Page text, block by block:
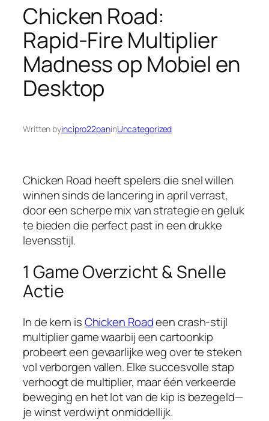
Chicken Road:
Rapid‑Fire Multiplier
Madness op Mobiel en
Desktop
Written byincipro22paninUncategorized
Chicken Road heeft spelers die snel willen
winnen sinds de lancering in april verrast,
door een scherpe mix van strategie en geluk
te bieden die perfect past in een drukke
levensstijl.
1 Game Overzicht & Snelle
Actie
In de kern isChicken Roadeen crash‑stijl
multiplier game waarbij een cartoonkip
probeert een gevaarlijke weg over te steken
vol verborgen vallen. Elke succesvolle stap
verhoogt de multiplier, maar één verkeerde
beweging en het lot van de kip is bezegeld—
je winst verdwijnt onmiddellijk.